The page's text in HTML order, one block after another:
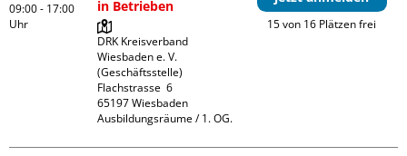
09:00 - 17:00
Uhr
in Betrieben
DRK Kreisverband
Wiesbaden e. V.
(Geschäftsstelle)
Flachstrasse  6
65197 Wiesbaden
Ausbildungsräume / 1. OG.
15 von 16 Plätzen frei